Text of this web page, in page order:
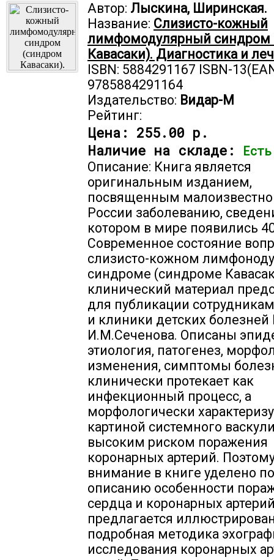
Автор: Лыскина, Ширинская.
Название: Слизисто-кожный
лимфомодулярный синдром
Кавасаки). Диагностика и
ISBN: 5884291167 ISBN-
9785884291164
Издательство: Видар-М
Рейтинг:
Цена: 255.00 р.
Наличие на складе:
Есть
Описание: Книга является
оригинальным изданием,
посвященным
России заболеванию,
котором в мире появились
Современное состояние
слизисто-кожном
синдроме (синдроме
клинический материал
для публикации
и клиники детских
И.М.Сеченова. Описаны
этиология, патогенез,
изменения, симптомы
клинически протекает как
инфекционный процесс, а
морфологически
картиной системного
высоким риском поражения
коронарных артерий.
внимание в книге уделено
описанию особенности
сердца и коронарных
предлагается
подробная методика
исследования коронарных